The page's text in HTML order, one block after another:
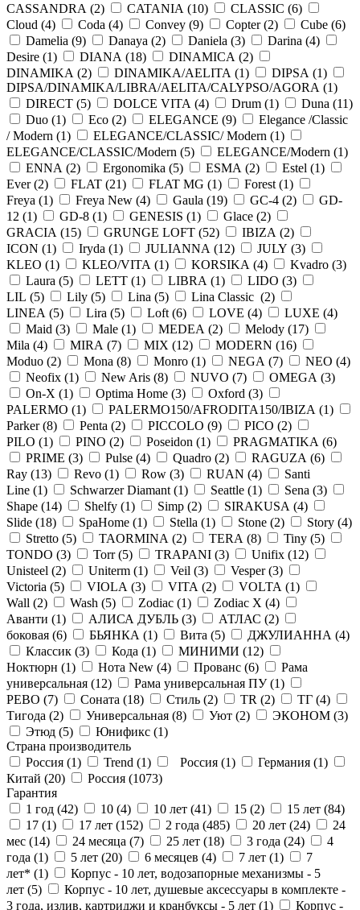
CASSANDRA (2) CATANIA (10) CLASSIC (6)
Cloud (4) Coda (4) Convey (9) Copter (2) Cube (6)
Damelia (9) Danaya (2) Daniela (3) Darina (4)
Desire (1) DIANA (18) DINAMICA (2)
DINAMIKA (2) DINAMIKA/AELITA (1) DIPSA (1)
DIPSA/DINAMIKA/LIBRA/AELITA/CALYPSO/AGORA (1)
DIRECT (5) DOLCE VITA (4) Drum (1) Duna (11)
Duo (1) Eco (2) ELEGANCE (9)
Elegance /Classic
/ Modern (1) ELEGANCE/CLASSIC/ Modern (1)
ELEGANCE/CLASSIC/Modern (5) ELEGANCE/Modern (1)
ENNA (2) Ergonomika (5) ESMA (2) Estel (1)
Ever (2) FLAT (21) FLAT MG (1) Forest (1)
Freya (1) Freya New (4) Gaula (19) GC-4 (2)
GD-
12 (1) GD-8 (1) GENESIS (1) Glace (2)
GRACIA (15) GRUNGE LOFT (52) IBIZA (2)
ICON (1) Iryda (1) JULIANNA (12) JULY (3)
KLEO (1) KLEO/VITA (1) KORSIKA (4) Kvadro (3)
Laura (5) LETT (1) LIBRA (1) LIDO (3)
LIL (5) Lily (5) Lina (5) Lina Classic (2)
LINEA (5) Lira (5) Loft (6) LOVE (4) LUXE (4)
Maid (3) Male (1) MEDEA (2) Melody (17)
Mila (4) MIRA (7) MIX (12) MODERN (16)
Moduo (2) Mona (8) Monro (1) NEGA (7) NEO (4)
Neofix (1) New Aris (8) NUVO (7) OMEGA (3)
On-X (1) Optima Home (3) Oxford (3)
PALERMO (1) PALERMO150/AFRODITA150/IBIZA (1)
Parker (8) Penta (2) PICCOLO (9) PICO (2)
PILO (1) PINO (2) Poseidon (1) PRAGMATIKA (6)
PRIME (3) Pulse (4) Quadro (2) RAGUZA (6)
Ray (13) Revo (1) Row (3) RUAN (4)
Santi
Line (1) Schwarzer Diamant (1) Seattle (1) Sena (3)
Shape (14) Shelfy (1) Simp (2) SIRAKUSA (4)
Slide (18) SpaHome (1) Stella (1) Stone (2) Story (4)
Stretto (5) TAORMINA (2) TERA (8) Tiny (5)
TONDO (3) Torr (5) TRAPANI (3) Unifix (12)
Unisteel (2) Uniterm (1) Veil (3) Vesper (3)
Victoria (5) VIOLA (3) VITA (2) VOLTA (1)
Wall (2) Wash (5) Zodiac (1) Zodiac X (4)
Аванти (1) АЛИСА ДУБЛЬ (3) АТЛАС (2)
боковая (6) БЬЯНКА (1) Вита (5) ДЖУЛИАННА (4)
Классик (3) Кода (1) МИНИМИ (12)
Ноктюрн (1) Нота New (4) Прованс (6)
Рама
универсальная (12) Рама универсальная ПУ (1)
РЕВО (7) Соната (18) Стиль (2) ТR (2) ТГ (4)
Тигода (2) Универсальная (8) Уют (2) ЭКОНОМ (3)
Этюд (5) Юнификс (1)
Страна производитель
Россия (1) Trend (1) Россия (1) Германия (1)
Китай (20) Россия (1073)
Гарантия
1 год (42) 10 (4) 10 лет (41) 15 (2) 15 лет (84)
17 (1) 17 лет (152) 2 года (485) 20 лет (24)
24
мес (14) 24 месяца (7) 25 лет (18) 3 года (24)
4
года (1) 5 лет (20) 6 месяцев (4) 7 лет (1)
7
лет* (1)
Корпус - 10 лет, водозапорные механизмы - 5
лет (5)
Корпус - 10 лет, душевые аксессуары в комплекте -
3 года, излив, картриджи и кранбуксы - 5 лет (1) Корпус -